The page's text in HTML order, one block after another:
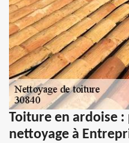
Toiture en ardoise
nettoyage à